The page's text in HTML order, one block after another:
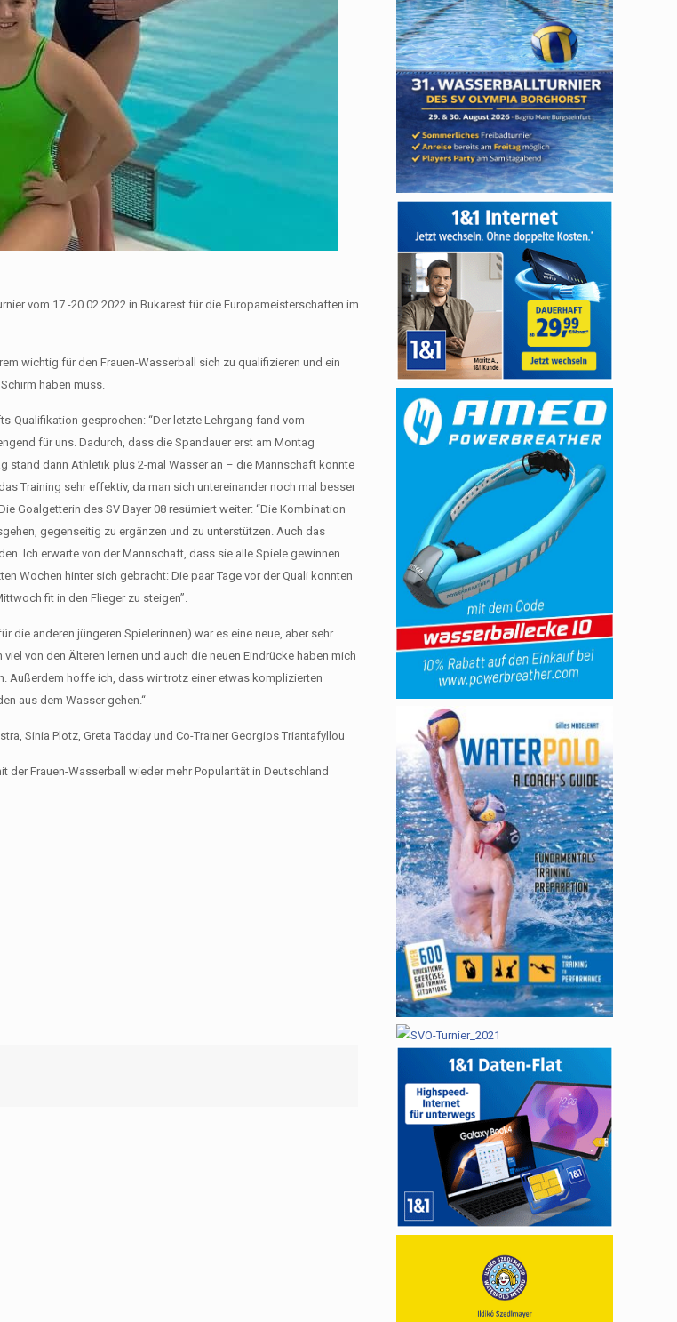
vom 17.-20.02.2022 in Bukarest für die Europameisterschaften im
wichtig für den Frauen-Wasserball sich zu qualifizieren und ein
haben muss.
Qualifikation gesprochen: “Der letzte Lehrgang fand vom
für uns. Dadurch, dass die Spandauer erst am Montag
stand dann Athletik plus 2-mal Wasser an – die Mannschaft konnte
Training sehr effektiv, da man sich untereinander noch mal besser
Goalgetterin des SV Bayer 08 resümiert weiter: “Die Kombination
gegenseitig zu ergänzen und zu unterstützen. Auch das
Ich erwarte von der Mannschaft, dass sie alle Spiele gewinnen
Wochen hinter sich gebracht: Die paar Tage vor der Quali konnten
fit in den Flieger zu steigen”.
die anderen jüngeren Spielerinnen) war es eine neue, aber sehr
von den Älteren lernen und auch die neuen Eindrücke haben mich
Außerdem hoffe ich, dass wir trotz einer etwas komplizierten
aus dem Wasser gehen.“
Sinia Plotz, Greta Tadday und Co-Trainer Georgios Triantafyllou
Frauen-Wasserball wieder mehr Popularität in Deutschland